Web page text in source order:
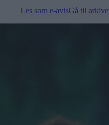
Les som e-avisGå til